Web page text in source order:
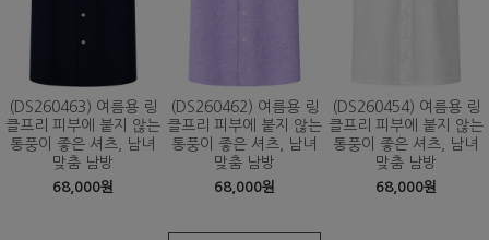
(DS260463) 여름용 링
클프리 피부에 붙지 않는
통풍이 좋은 셔츠, 남녀
맞춤 남방
68,000원
(DS260462) 여름용 링
클프리 피부에 붙지 않는
통풍이 좋은 셔츠, 남녀
맞춤 남방
68,000원
(DS260454) 여름용 링
클프리 피부에 붙지 않는
통풍이 좋은 셔츠, 남녀
맞춤 남방
68,000원